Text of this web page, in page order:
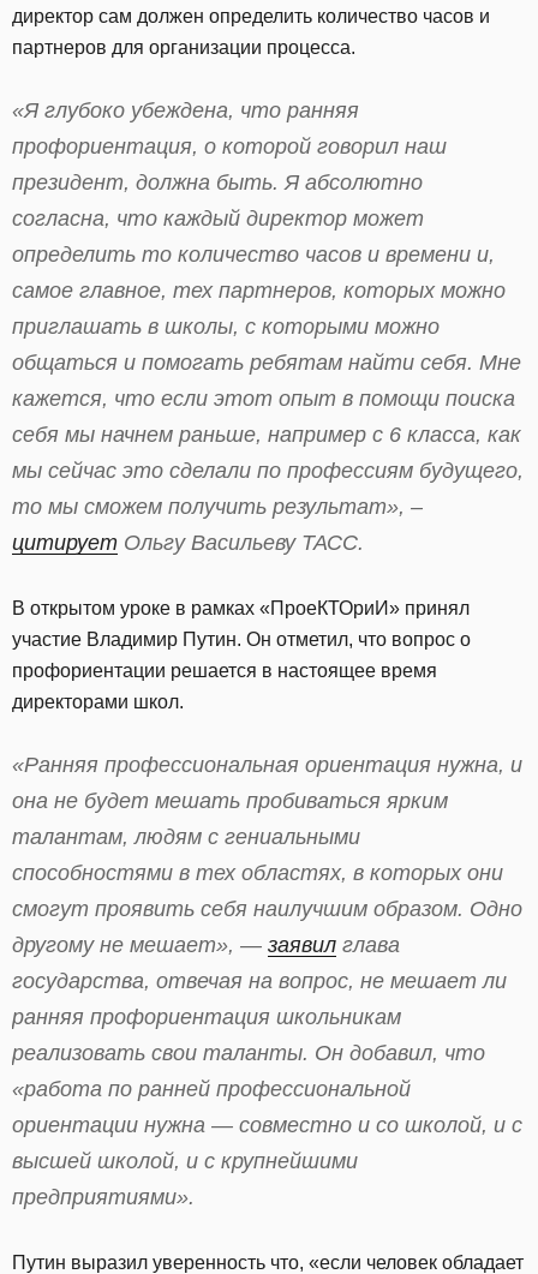
директор сам должен определить количество часов и
партнеров для организации процесса.
«Я глубоко убеждена, что ранняя
профориентация, о которой говорил наш
президент, должна быть. Я абсолютно
согласна, что каждый директор может
определить то количество часов и времени и,
самое главное, тех партнеров, которых можно
приглашать в школы, с которыми можно
общаться и помогать ребятам найти себя. Мне
кажется, что если этот опыт в помощи поиска
себя мы начнем раньше, например с 6 класса, как
мы сейчас это сделали по профессиям будущего,
то мы сможем получить результат», –
цитирует Ольгу Васильеву ТАСС.
В открытом уроке в рамках «ПроеКТОриИ» принял
участие Владимир Путин. Он отметил, что вопрос о
профориентации решается в настоящее время
директорами школ.
«Ранняя профессиональная ориентация нужна, и
она не будет мешать пробиваться ярким
талантам, людям с гениальными
способностями в тех областях, в которых они
смогут проявить себя наилучшим образом. Одно
другому не мешает», — заявил глава
государства, отвечая на вопрос, не мешает ли
ранняя профориентация школьникам
реализовать свои таланты. Он добавил, что
«работа по ранней профессиональной
ориентации нужна — совместно и со школой, и с
высшей школой, и с крупнейшими
предприятиями».
Путин выразил уверенность что, «если человек обладает